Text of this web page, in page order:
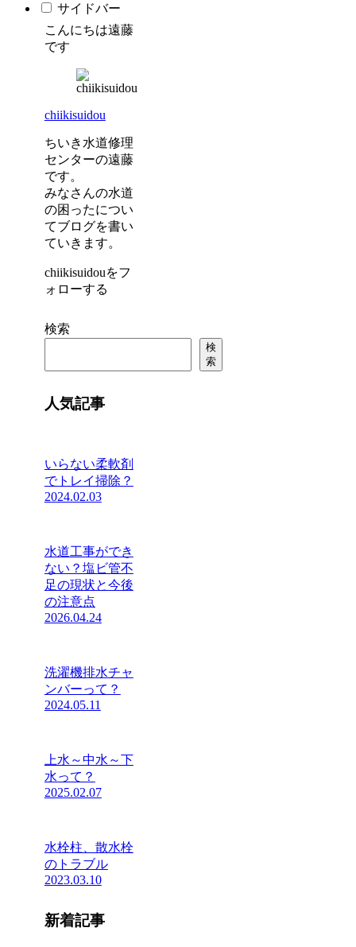
サイドバー
こんにちは遠藤
です
chiikisuidou
ちいき水道修理
センターの遠藤
です。
みなさんの水道
の困ったについ
てブログを書い
ていきます。
chiikisuidouをフ
ォローする
検索
検
索
人気記事
いらない柔軟剤
でトレイ掃除？
2024.02.03
水道工事ができ
ない？塩ビ管不
足の現状と今後
の注意点
2026.04.24
洗濯機排水チャ
ンバーって？
2024.05.11
上水～中水～下
水って？
2025.02.07
水栓柱、散水栓
のトラブル
2023.03.10
新着記事